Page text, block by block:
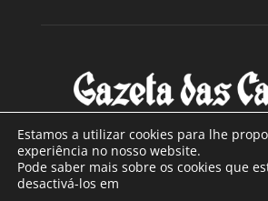
SOBRE NÓS
Estamos a utilizar cookies para lhe
experiência no nosso website.
Pode saber mais sobre os cookies que
desactivá-los em